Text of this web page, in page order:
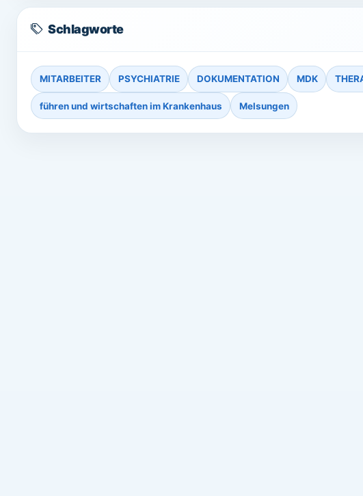
Schlagworte
MITARBEITER PSYCHIATRIE DOKUMENTATION MDK
führen und wirtschaften im Krankenhaus Melsungen